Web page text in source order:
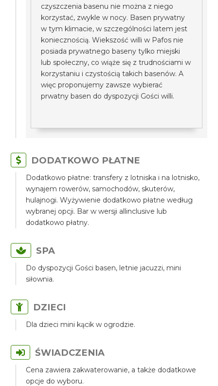
czyszczenia basenu nie można z niego
korzystać, zwykle w nocy. Basen prywatny
w tym klimacie, w szczególności latem jest
koniecznością. Wiekszość willi w Pafos nie
posiada prywatnego baseny tylko miejski
lub społeczny, co wiąże się z trudnościami w
korzystaniu i czystością takich basenów. A
więc proponujemy zawsze wybierać
prwatny basen do dyspozycji Gości willi.
DODATKOWO PŁATNE
Dodatkowo płatne: transfery z lotniska i na lotnisko,
wynajem rowerów, samochodów, skuterów,
hulajnogi. Wyżywienie dodatkowo płatne według
wybranej opcji. Bar w wersji allinclusive lub
dodatkowo płatny.
SPA
Do dyspozycji Gości basen, letnie jacuzzi, mini
siłownia.
DZIECI
Dla dzieci mini kącik w ogrodzie.
ŚWIADCZENIA
Cena zawiera zakwaterowanie, a także dodatkowe
opcje do wyboru.